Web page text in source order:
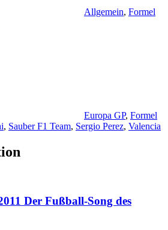
Allgemein, Formel
Europa GP, Formel
, Sauber F1 Team, Sergio Perez, Valencia
Der Fußball-Song des